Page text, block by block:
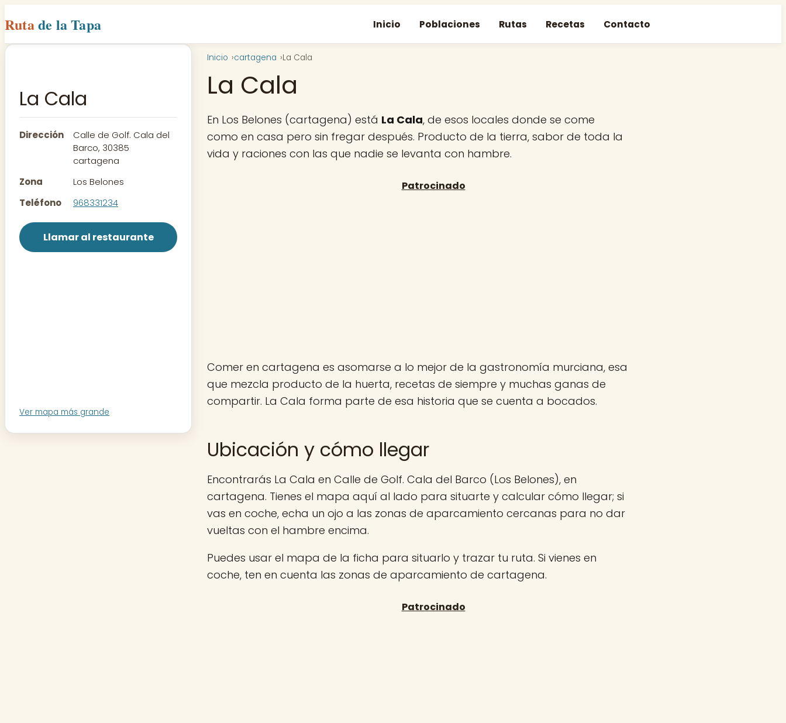
Rutade la Tapa Inicio Poblaciones Rutas Recetas Contacto
La Cala
Dirección
Calle de Golf. Cala del
Barco, 30385
cartagena
Zona
Los Belones
Teléfono
968331234
Llamar al restaurante
Ver mapa más grande
Inicio cartagena La Cala
La Cala
En Los Belones (cartagena) está La Cala, de esos locales donde se come
como en casa pero sin fregar después. Producto de la tierra, sabor de toda la
vida y raciones con las que nadie se levanta con hambre.
Comer en cartagena es asomarse a lo mejor de la gastronomía murciana, esa
que mezcla producto de la huerta, recetas de siempre y muchas ganas de
compartir. La Cala forma parte de esa historia que se cuenta a bocados.
Ubicación y cómo llegar
Encontrarás La Cala en Calle de Golf. Cala del Barco (Los Belones), en
cartagena. Tienes el mapa aquí al lado para situarte y calcular cómo llegar; si
vas en coche, echa un ojo a las zonas de aparcamiento cercanas para no dar
vueltas con el hambre encima.
Puedes usar el mapa de la ficha para situarlo y trazar tu ruta. Si vienes en
coche, ten en cuenta las zonas de aparcamiento de cartagena.